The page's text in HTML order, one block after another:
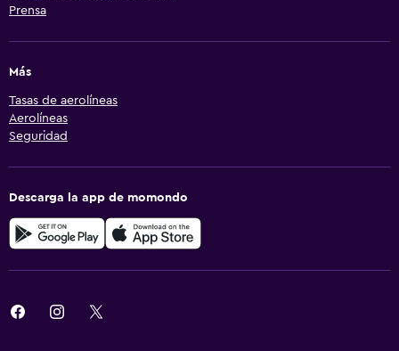
Prensa
Más
Tasas de aerolíneas
Aerolíneas
Seguridad
Descarga la app de momondo